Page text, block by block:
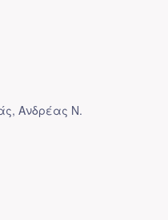
Ανδρέας Ν.